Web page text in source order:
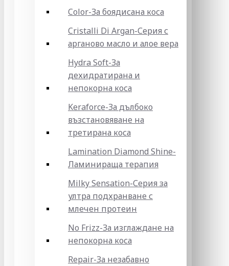
Color-За боядисана коса
Cristalli Di Argan-Серия с
арганово масло и алое вера
Hydra Soft-За
дехидратирана и
непокорна коса
Keraforce-За дълбоко
възстановяване на
третирана коса
Lamination Diamond Shine-
Ламинираща терапия
Milky Sensation-Серия за
ултра подхранване с
млечен протеин
No Frizz-За изглаждане на
непокорна коса
Repair-За незабавно